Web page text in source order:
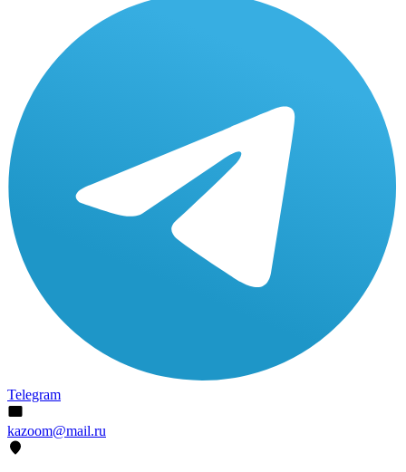
Telegram
kazoom@mail.ru